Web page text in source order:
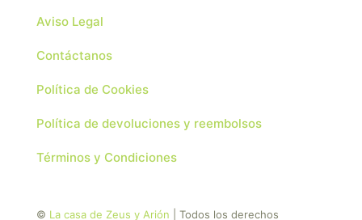
Aviso Legal
Contáctanos
Política de Cookies
Política de devoluciones y reembolsos
Términos y Condiciones
© La casa de Zeus y Arión | Todos los derechos